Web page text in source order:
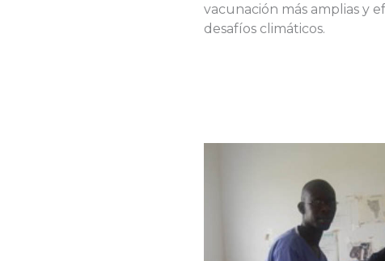
vacunación más amplias y
desafíos climáticos.